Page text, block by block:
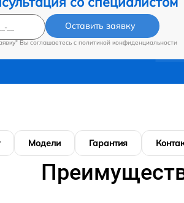
Оставить заявку
Вы соглашаетесь c политикой конфиденциальности
Модели Гарантия